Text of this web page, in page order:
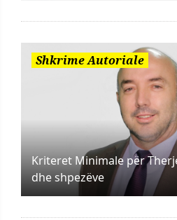
Shkrime Autoriale
Kriteret Minimale për
dhe shpezëve